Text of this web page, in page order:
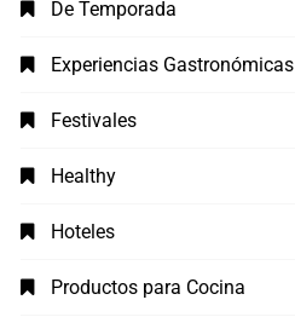
De Temporada
Experiencias Gastronómicas
Festivales
Healthy
Hoteles
Productos para Cocina